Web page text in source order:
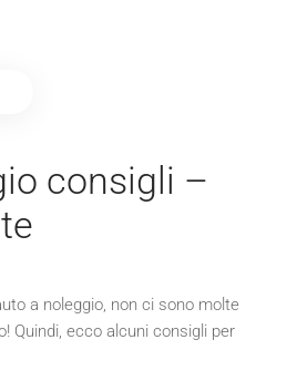
consigli –
a noleggio, non ci sono molte
Quindi, ecco alcuni consigli per